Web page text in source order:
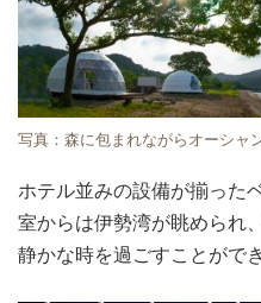
写真：森に包まれながらオーシャ
ホテル並みの設備が揃った
室からは伊勢湾が眺められ
静かな時を過ごすことがで